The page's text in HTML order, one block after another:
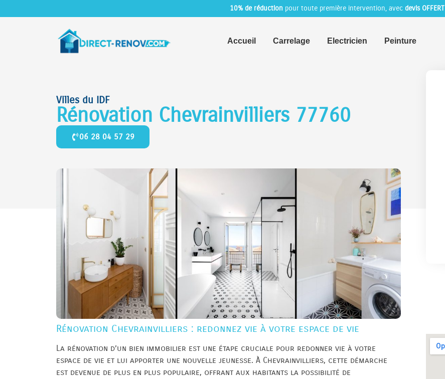
10% de réduction pour toute première intervention, avec devis OFFERT
Accueil Carrelage Electricien Peinture
Villes du IDF
Rénovation Chevrainvilliers 77760
06 28 04 57 29
Rénovation Chevrainvilliers : redonnez vie à votre espace de vie
La rénovation d’un bien immobilier est une étape cruciale pour redonner vie à votre
espace de vie et lui apporter une nouvelle jeunesse. À Chevrainvilliers, cette démarche
est devenue de plus en plus populaire, offrant aux habitants la possibilité de